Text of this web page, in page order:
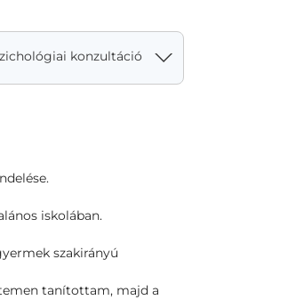
konzultáció
iskolában.
szakirányú
tanítottam, majd a